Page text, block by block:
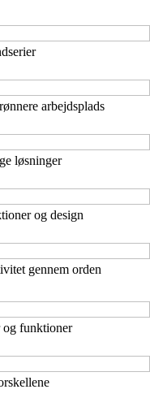
arbejdsplads
løsninger
og design
gennem orden
og funktioner